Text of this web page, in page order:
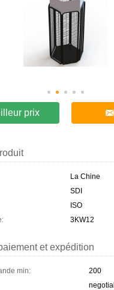
prix
La Chine
SDI
ISO
3KW12
et expédition
min:
200